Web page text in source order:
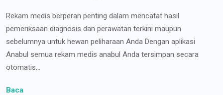
Rekam medis berperan penting dalam mencatat hasil
pemeriksaan diagnosis dan perawatan terkini maupun
sebelumnya untuk hewan peliharaan Anda Dengan aplikasi
Anabul semua rekam medis anabul Anda tersimpan secara
otomatis...
Baca